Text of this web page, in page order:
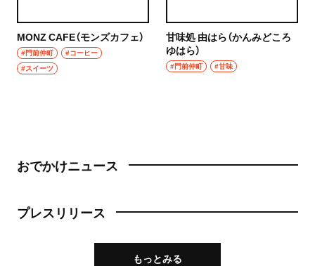
MONZ CAFE（モンズカフェ）
#門前仲町
#コーヒー
#スイーツ
甘味処 由はら（かんみどころ
ゆはら）
#門前仲町 #甘味
おでかけニュース
プレスリリース
もっとみる